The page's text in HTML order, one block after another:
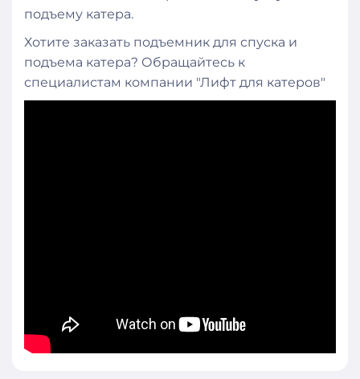
подъему катера.
Хотите заказать подъемник для спуска и
подъема катера? Обращайтесь к
специалистам компании "Лифт для катеров"